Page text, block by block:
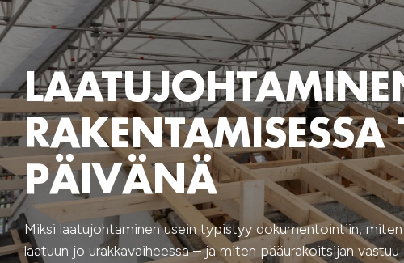
PÄIVÄNÄ
Miksi laatujohtaminen usein typistyy dokumentointiin,
laatuun jo urakkavaiheessa – ja miten pääurakoitsijan vastuu